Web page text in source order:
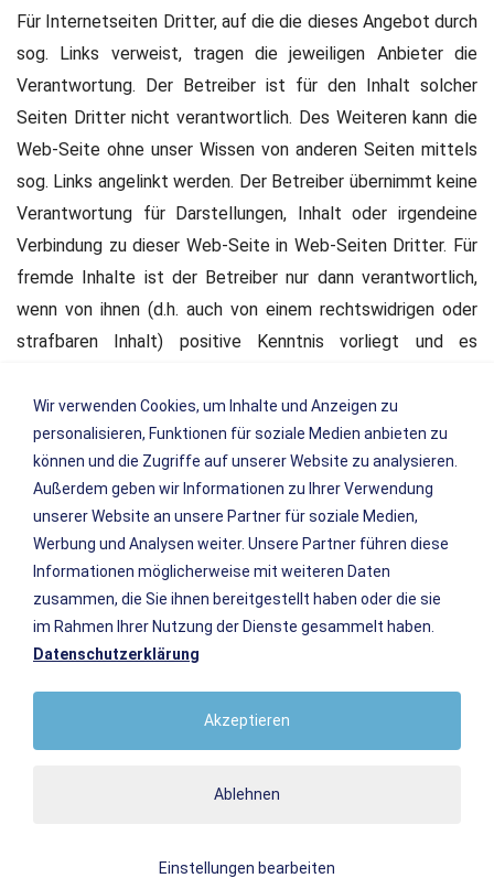
Für Internetseiten Dritter, auf die die dieses Angebot durch
sog. Links verweist, tragen die jeweiligen Anbieter die
Verantwortung. Der Betreiber ist für den Inhalt solcher
Seiten Dritter nicht verantwortlich. Des Weiteren kann die
Web-Seite ohne unser Wissen von anderen Seiten mittels
sog. Links angelinkt werden. Der Betreiber übernimmt keine
Verantwortung für Darstellungen, Inhalt oder irgendeine
Verbindung zu dieser Web-Seite in Web-Seiten Dritter. Für
fremde Inhalte ist der Betreiber nur dann verantwortlich,
wenn von ihnen (d.h. auch von einem rechtswidrigen oder
strafbaren Inhalt) positive Kenntnis vorliegt und es
verhindern. Der Betreiber ist nach dem Teledienstgesetz
jedoch nicht verpflichtet, die fremden Inhalte ständig zu
überprüfen.
Kontakt
SieheImpressum
Rechtswirksamkeit
Diese Allgemeinen Nutzungsbedingungen beziehen sich auf
Hotel Central - Weil am Rhein.
Sofern Teile oder einzelne Formulierungen dieses Textes
der geltenden Rechtslage nicht, nicht mehr oder nicht
vollständig entsprechen sollten, bleiben die übrigen Teile
des Dokumentes in ihrem Inhalt und ihrer Gültigkeit davon
Wir verwenden Cookies, um Inhalte und Anzeigen zu
personalisieren, Funktionen für soziale Medien anbieten zu
können und die Zugriffe auf unserer Website zu analysieren.
Außerdem geben wir Informationen zu Ihrer Verwendung
unserer Website an unsere Partner für soziale Medien,
Werbung und Analysen weiter. Unsere Partner führen diese
Informationen möglicherweise mit weiteren Daten
zusammen, die Sie ihnen bereitgestellt haben oder die sie
im Rahmen Ihrer Nutzung der Dienste gesammelt haben.
Datenschutzerklärung
Akzeptieren
Ablehnen
Einstellungen bearbeiten